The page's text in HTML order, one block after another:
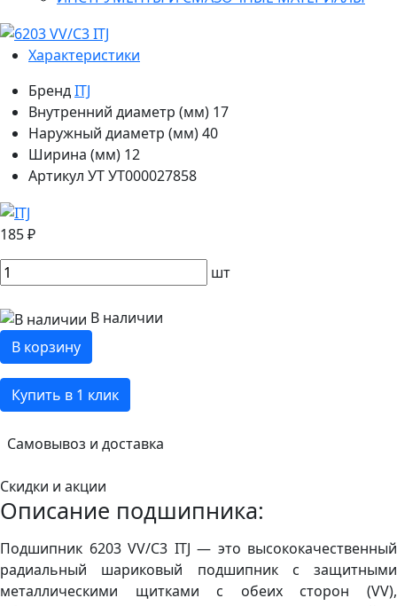
Характеристики
БрендITJ
Внутренний диаметр (мм) 17
Наружный диаметр (мм)40
Ширина (мм) 12
Артикул УТУТ000027858
185 ₽
шт
В наличии
В корзину
Купить в 1 клик
Самовывоз и доставка
Скидки и акции
Описание подшипника:
Подшипник 6203 VV/C3 ITJ — это высококачественный
радиальный шариковый подшипник с защитными
металлическими щитками с обеих сторон (VV),